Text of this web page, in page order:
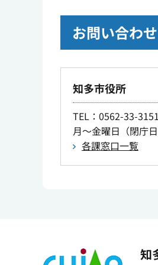
お問い合わせ
知多市役所
TEL ：0562-33-
月～金曜日（閉庁
各課窓口一覧
知